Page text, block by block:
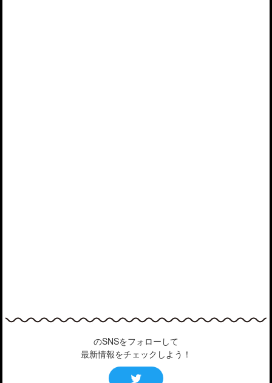
のSNSをフォローして
最新情報をチェックしよう！